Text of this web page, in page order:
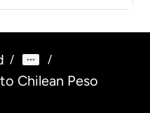
/ /
Chilean Peso